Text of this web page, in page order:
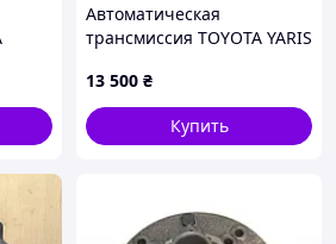
Автоматическая
трансмиссия TOYOTA YARIS
13 500 ₴
Купить